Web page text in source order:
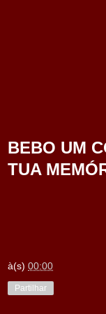
BEBO UM
TUA
à(s) 00:00
Partilhar